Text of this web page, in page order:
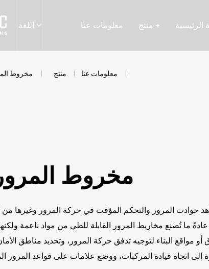
معلومات عنا منتج + الرئيسية
معلومات عنا منتج مخروط
مخروط
المرور والتحكم المؤقت في حركة المرور وغيرها من
مواقع البناء لتوجيه تدفق حركة المرور، وتحديد مناطق
اتجاه قيادة المركبات، ووضع علامات على قواعد المرور